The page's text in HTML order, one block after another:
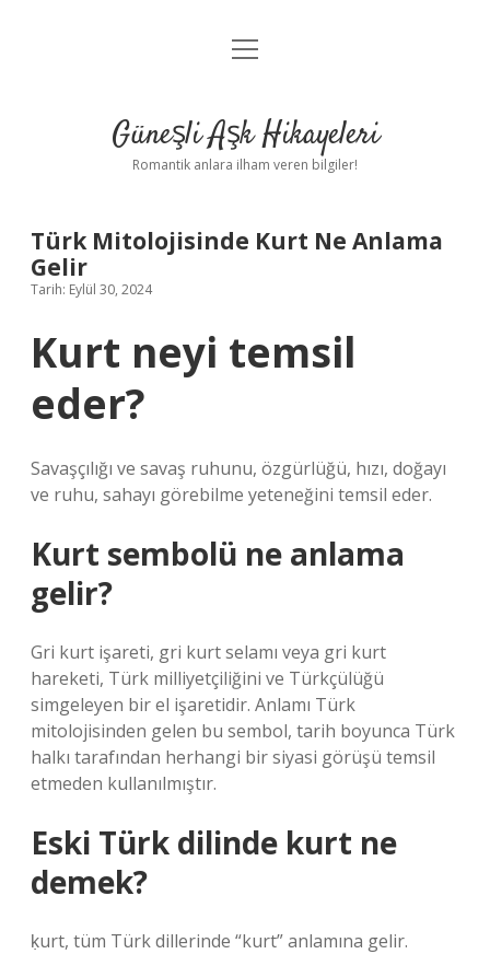
Anasayfa
Yasal Uyarı
menüyü
Güneşli Aşk Hikayeleri
Romantik anlara ilham veren bilgiler!
Türk Mitolojisinde Kurt Ne Anlama
Gelir
Tarih: Eylül 30, 2024
Kurt neyi temsil
eder?
Savaşçılığı ve savaş ruhunu, özgürlüğü, hızı, doğayı
ve ruhu, sahayı görebilme yeteneğini temsil eder.
Kurt sembolü ne anlama
gelir?
Gri kurt işareti, gri kurt selamı veya gri kurt
hareketi, Türk milliyetçiliğini ve Türkçülüğü
simgeleyen bir el işaretidir. Anlamı Türk
mitolojisinden gelen bu sembol, tarih boyunca Türk
halkı tarafından herhangi bir siyasi görüşü temsil
etmeden kullanılmıştır.
Eski Türk dilinde kurt ne
demek?
ḳurt, tüm Türk dillerinde “kurt” anlamına gelir.